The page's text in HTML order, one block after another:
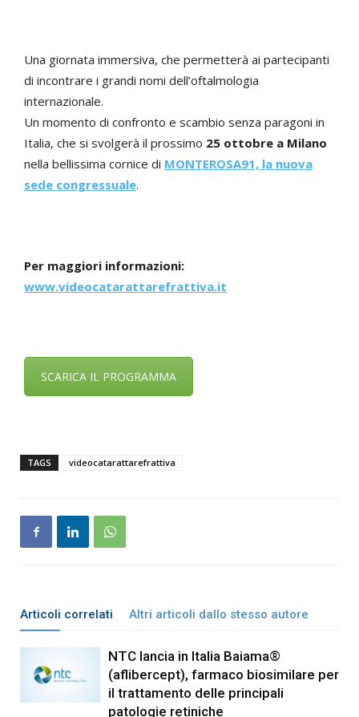
Una giornata immersiva, che permetterà ai partecipanti
di incontrare i grandi nomi dell’oftalmologia
internazionale.
Un momento di confronto e scambio senza paragoni in
Italia, che si svolgerà il prossimo 25 ottobre a Milano
nella bellissima cornice di MONTEROSA91, la nuova
sede congressuale.
Per maggiori informazioni:
www.videocatarattarefrattiva.it
SCARICA IL PROGRAMMA
TAGS videocatarattarefrattiva
Articoli correlati Altri articoli dallo stesso autore
NTC lancia in Italia Baiama®
(aflibercept), farmaco biosimilare per
il trattamento delle principali
patologie retiniche